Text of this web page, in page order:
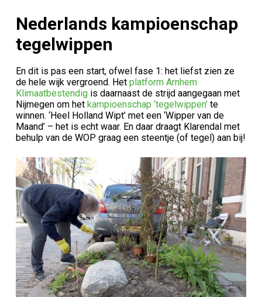
Nederlands kampioenschap
tegelwippen
En dit is pas een start, ofwel fase 1: het liefst zien ze
de hele wijk vergroend. Het platform Arnhem
Klimaatbestendigis daarnaast de strijd aangegaan met
Nijmegen om het kampioenschap ‘tegelwippen’te
winnen. ‘Heel Holland Wipt’ met een ‘Wipper van de
Maand’ – het is echt waar. En daar draagt Klarendal met
behulp van de WOP graag een steentje (of tegel) aan bij!